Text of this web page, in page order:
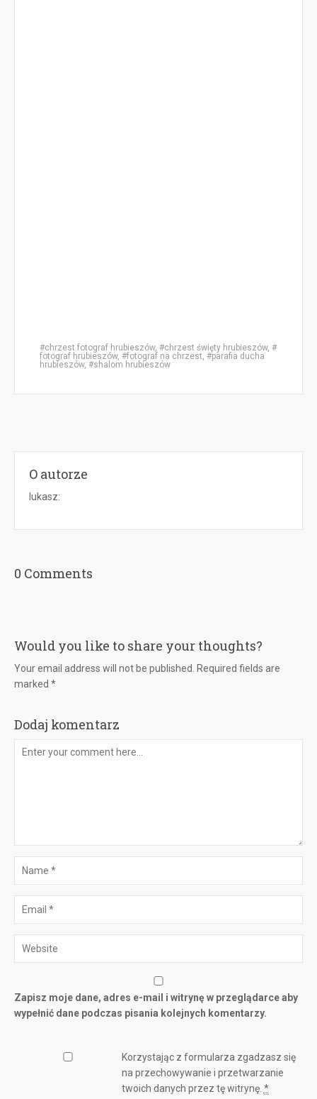
chrzest fotograf hrubieszów, chrzest święty hrubieszów,
fotograf hrubieszów, fotograf na chrzest,
parafia ducha
hrubieszów, shalom hrubieszów
O autorze
lukasz:
0 Comments
Would you like to share your thoughts?
Your email address will not be published. Required fields are
marked *
Dodaj komentarz
Zapisz moje dane, adres e-mail i witrynę w przeglądarce aby
wypełnić dane podczas pisania kolejnych komentarzy.
Korzystając z formularza zgadzasz się
na przechowywanie i przetwarzanie
twoich danych przez tę witrynę. *